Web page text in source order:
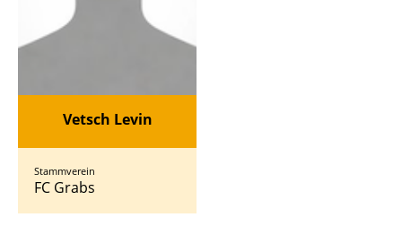
Vetsch Levin
Stammverein
FC Grabs